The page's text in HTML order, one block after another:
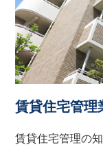
賃貸住宅管理
賃貸住宅管理の